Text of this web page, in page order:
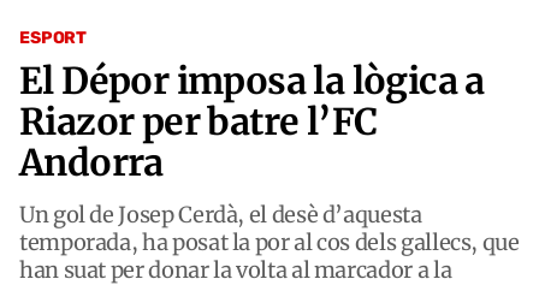
ESPORT
El Dépor imposa la lògica a
Riazor per batre l’FC
Andorra
Un gol de Josep Cerdà, el desè d’aquesta
temporada, ha posat la por al cos dels gallecs, que
han suat per donar la volta al marcador a la